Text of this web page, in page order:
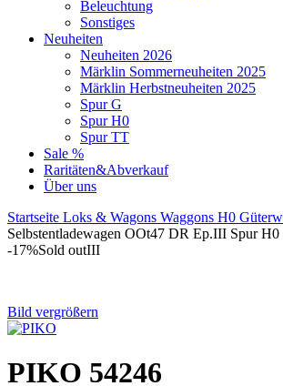
Beleuchtung
Sonstiges
Neuheiten
Neuheiten 2026
Märklin Sommerneuheiten 2025
Märklin Herbstneuheiten 2025
Spur G
Spur H0
Spur TT
Sale %
Raritäten&Abverkauf
Über uns
Startseite Loks & Wagons Waggons H0
Selbstentladewagen OOt47 DR Ep.III Spur H0
-17%Sold outIII
Bild vergrößern
PIKO 54246